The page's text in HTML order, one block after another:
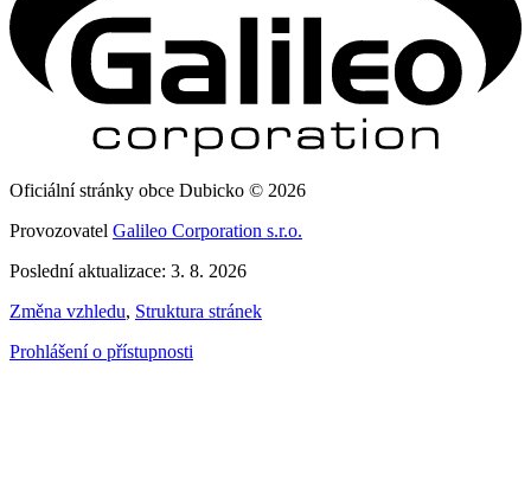
Oficiální stránky obce Dubicko © 2026
Provozovatel Galileo Corporation s.r.o.
Poslední aktualizace: 3. 8. 2026
Změna vzhledu, Struktura stránek
Prohlášení o přístupnosti